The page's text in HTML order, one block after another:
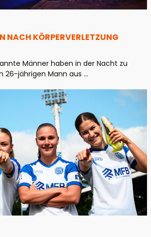
NACH KÖRPERVERLETZUNG
Männer haben in der Nacht zu
26-jährigen Mann aus ...